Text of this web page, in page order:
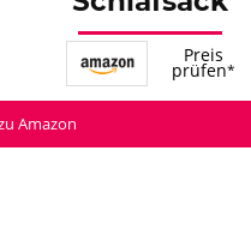
Preis
prüfen
Amazon